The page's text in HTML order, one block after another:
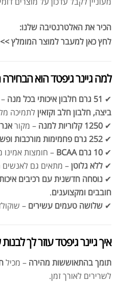
הכיר את האלטרנטיבה שלנו:
לחץ כאן למעבר למוצר המומלץ >>
למה גיינר גיפטד הוא
✔ 51 גרם חלבון איכותי בכל מנה
ביצה, חלבון חלב וקזאיןלתמיכה
✔ 1250 קלוריות למנה – מקור
✔ 252 גרם פחמימות מורכבות ופשוטות
✔ 10 גרם BCAA – חומצות
✔ ללא גלוטן– מתאים גם לאנשים
✔ נוסחה חדשנית עם רכיבים
חובבים ומקצוענים.
✔ שלושה טעמים עשירים –
איך גיינר גיפטד עוזר לך
תומך בהתאוששות מהירה – מכיל
לשרירים לאורך זמן.